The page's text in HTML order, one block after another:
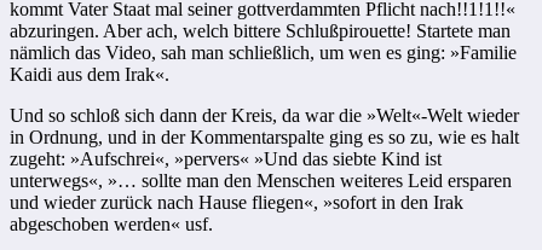
kommt Vater Staat mal seiner gottverdammten Pflicht nach!!1!1!!«
abzuringen. Aber ach, welch bittere Schlußpirouette! Startete man
nämlich das Video, sah man schließlich, um wen es ging: »Familie
Kaidi aus dem Irak«.
Und so schloß sich dann der Kreis, da war die »Welt«-Welt wieder
in Ordnung, und in der Kommentarspalte ging es so zu, wie es halt
zugeht: »Aufschrei«, »pervers« »Und das siebte Kind ist
unterwegs«, »… sollte man den Menschen weiteres Leid ersparen
und wieder zurück nach Hause fliegen«, »sofort in den Irak
abgeschoben werden« usf.